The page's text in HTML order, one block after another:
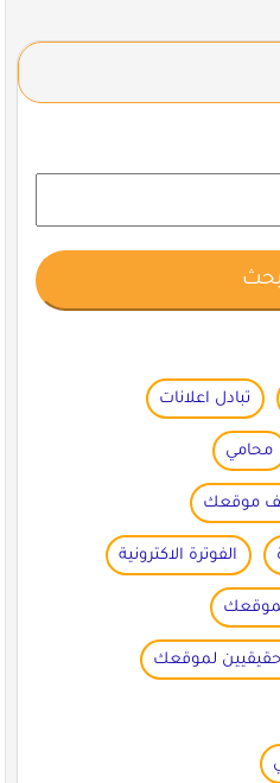
تبادل اعلانات
محامي
موقعك
الفوترة الاكترونية
حقيقيين لموقعك